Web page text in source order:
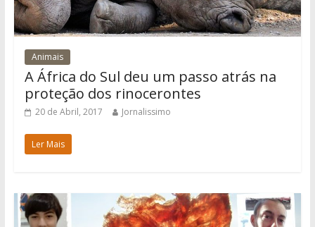
Animais
A África do Sul deu um passo atrás na
proteção dos rinocerontes
20 de Abril, 2017 Jornalissimo
Ler Mais